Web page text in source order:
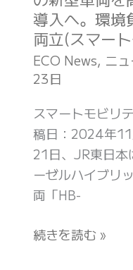
い
海
の
底
謎
だ
ら
け。
「海
地
導入へ。環境
両立(スマー
ECO News, ニュ
23日
スマートモビリ
稿日：2024年
21日、JR東日本
ーゼルハイブリ
両「HB-
日
本
が
デ
ー
ゼ
ル
ハ
イ
リ
続きを読む »